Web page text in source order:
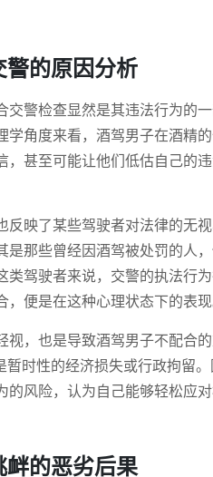
的原因分析
交警检查显然是其违法行为的
学角度来看，酒驾男子在酒精
甚至可能让他们低估自己的违
反映了某些驾驶者对法律的无
是那些曾经因酒驾被处罚的人
驾驶者来说，交警的执法行
便是在这种心理状态下的表现
视，也是导致酒驾男子不配合
暂时性的经济损失或行政拘留
的风险，认为自己能够轻松应
的恶劣后果